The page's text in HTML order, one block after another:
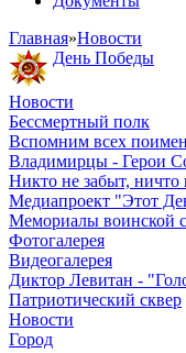
Главная»Новости
День Победы
Новости
Бессмертный полк
Вспомним всех
Владимирцы - Герои
Никто не забыт, ничто
Медиапроект "Этот
Мемориалы воинской
Фотогалерея
Видеогалерея
Диктор Левитан -
Патриотический сквер
Новости
Город